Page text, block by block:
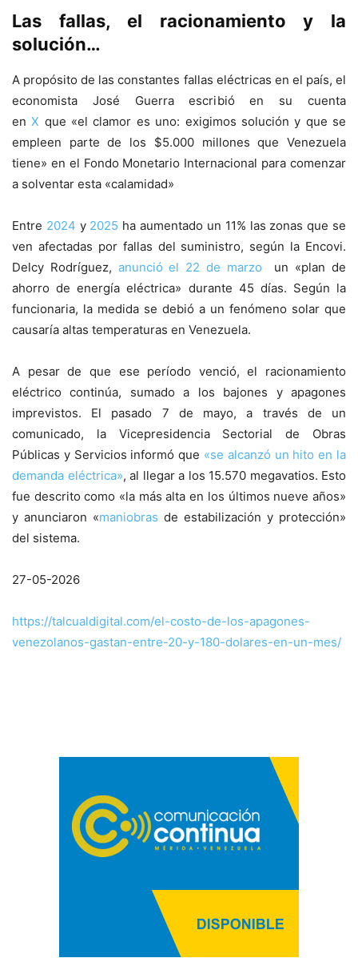
Las fallas, el racionamiento y la
solución…
A propósito de las constantes fallas eléctricas en el país, el
economista José Guerra escribió en su cuenta
enX que «el clamor es uno: exigimos solución y que se
empleen parte de los $5.000 millones que Venezuela
tiene» en el Fondo Monetario Internacional para comenzar
a solventar esta «calamidad»
Entre 2024 y 2025 ha aumentado un 11% las zonas que se
ven afectadas por fallas del suministro, según la Encovi.
Delcy Rodríguez, anunció el 22 de marzo
un «plan de
ahorro de energía eléctrica» durante 45 días. Según la
funcionaria, la medida se debió a un fenómeno solar que
causaría altas temperaturas en Venezuela.
A pesar de que ese período venció, el racionamiento
eléctrico continúa, sumado a los bajones y apagones
imprevistos. El pasado 7 de mayo, a través de un
comunicado, la Vicepresidencia Sectorial de Obras
Públicas y Servicios informó que «se alcanzó un hito en la
demanda eléctrica», al llegar a los 15.570 megavatios. Esto
fue descrito como «la más alta en los últimos nueve años»
y anunciaron «maniobras de estabilización y protección»
del sistema.
27-05-2026
https://talcualdigital.com/el-costo-de-los-apagones-
venezolanos-gastan-entre-20-y-180-dolares-en-un-mes/